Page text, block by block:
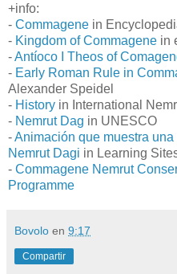
+info:
- Commagene in
- Kingdom of Commagene in
-Antíoco I Theos of
- Early Roman Rule in
Alexander Speidel
- History in International
- Nemrut Dag in UNESCO
-Animación que muestra
Nemrut Dagi in Learning
- Commagene Nemrut
Programme
Bovolo en 9:17
Compartir